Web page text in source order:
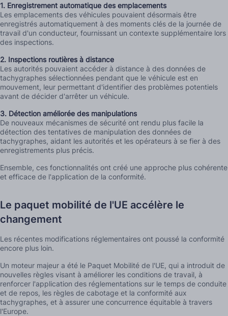
1. Enregistrement automatique des emplacements
Les emplacements des véhicules pouvaient désormais être
enregistrés automatiquement à des moments clés de la journée de
travail d'un conducteur, fournissant un contexte supplémentaire lors
des inspections.
2. Inspections routières à distance
Les autorités pouvaient accéder à distance à des données de
tachygraphes sélectionnées pendant que le véhicule est en
mouvement, leur permettant d'identifier des problèmes potentiels
avant de décider d'arrêter un véhicule.
3. Détection améliorée des manipulations
De nouveaux mécanismes de sécurité ont rendu plus facile la
détection des tentatives de manipulation des données de
tachygraphes, aidant les autorités et les opérateurs à se fier à des
enregistrements plus précis.
Ensemble, ces fonctionnalités ont créé une approche plus cohérente
et efficace de l'application de la conformité.
Le paquet mobilité de l'UE accélère le
changement
Les récentes modifications réglementaires ont poussé la conformité
encore plus loin.
Un moteur majeur a été le Paquet Mobilité de l'UE, qui a introduit de
nouvelles règles visant à améliorer les conditions de travail, à
renforcer l'application des réglementations sur le temps de conduite
et de repos, les règles de cabotage et la conformité aux
tachygraphes, et à assurer une concurrence équitable à travers
l'Europe.